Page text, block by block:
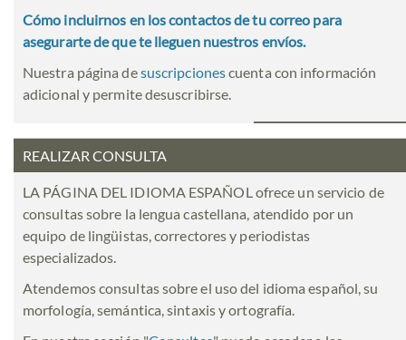
Cómo incluirnos en los contactos de tu correo para
asegurarte de que te lleguen nuestros envíos.
Nuestra página desuscripcionescuenta con información
adicional y permite desuscribirse.
REALIZAR CONSULTA
LA PÁGINA DEL IDIOMA ESPAÑOL ofrece un servicio de
consultas sobre la lengua castellana, atendido por un
equipo de lingüistas, correctores y periodistas
especializados.
Atendemos consultas sobre el uso del idioma español, su
morfología, semántica, sintaxis y ortografía.